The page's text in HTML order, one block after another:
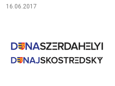
16.06.2017